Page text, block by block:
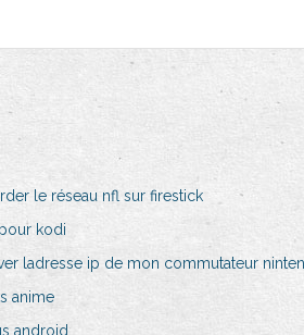
le réseau nfl sur firestick
kodi
ladresse ip de mon commutateur
anime
android